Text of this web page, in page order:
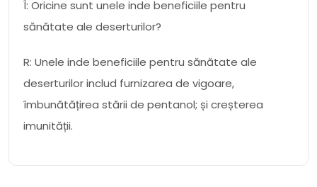
Î: Oricine sunt unele inde beneficiile pentru
sănătate ale deserturilor?
R: Unele inde beneficiile pentru sănătate ale
deserturilor includ furnizarea de vigoare,
îmbunătățirea stării de pentanol; și creșterea
imunității.